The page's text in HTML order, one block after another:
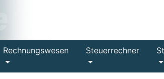
Rechnungswesen Steuerrechner